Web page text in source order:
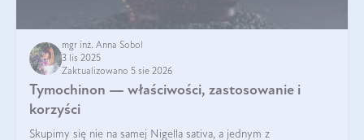
mgr inż. Anna Sobol
3 lis 2025
Zaktualizowano 5 sie 2026
Tymochinon — właściwości, zastosowanie i
korzyści
Skupimy się nie na samej Nigella sativa, a jednym z